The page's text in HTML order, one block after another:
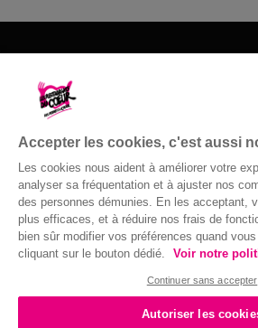
Les Restos du Cœur du 26
35 rue Joseph Marie Jacquard
26000 Valence
Nous contacter
Mentions légales| 2016 ©
Accepter les cookies, c'est aussi
Les cookies nous aident à améliorer votre
analyser sa fréquentation et à ajuster nos
des personnes démunies. En les acceptant,
plus efficaces, et à réduire nos frais de
bien sûr modifier vos préférences quand
cliquant sur le bouton dédié.
Voir notre
Continuer sans accepter
Autoriser les